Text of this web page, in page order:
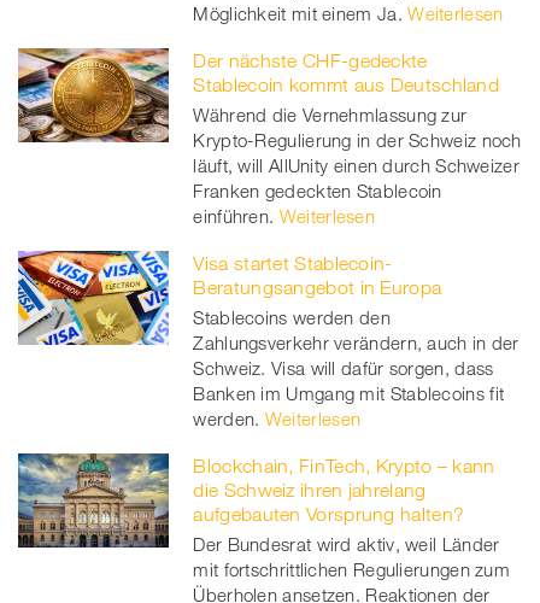
Möglichkeit mit einem Ja. Weiterlesen
Der nächste CHF-gedeckte
Stablecoin kommt aus Deutschland
Während die Vernehmlassung zur
Krypto-Regulierung in der Schweiz noch
läuft, will AllUnity einen durch Schweizer
Franken gedeckten Stablecoin
einführen. Weiterlesen
Visa startet Stablecoin-
Beratungsangebot in Europa
Stablecoins werden den
Zahlungsverkehr verändern, auch in der
Schweiz. Visa will dafür sorgen, dass
Banken im Umgang mit Stablecoins fit
werden. Weiterlesen
Blockchain, FinTech, Krypto – kann
die Schweiz ihren jahrelang
aufgebauten Vorsprung halten?
Der Bundesrat wird aktiv, weil Länder
mit fortschrittlichen Regulierungen zum
Überholen ansetzen. Reaktionen der